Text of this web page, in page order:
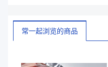
常一起浏览的商品